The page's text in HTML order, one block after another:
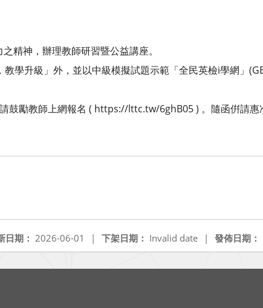
精神，辦理教師研習暨公益講座。
學升級」外，並以中級模擬試題示範「全民英檢i學網」
鼓勵教師上網報名 ( https://lttc.tw/6ghB05 ) 。隨函倂請惠
發佈日期：
下架日期： Invalid date |
日期： 2026-06-01 |